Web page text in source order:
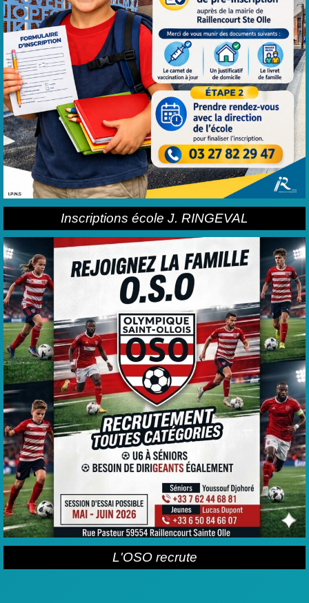
Inscriptions école J. RINGEVAL
L'OSO recrute